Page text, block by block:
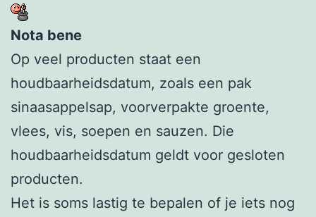
Nota bene
Op veel producten staat een
houdbaarheidsdatum, zoals een pak
sinaasappelsap, voorverpakte groente,
vlees, vis, soepen en sauzen. Die
houdbaarheidsdatum geldt voor gesloten
producten.
Het is soms lastig te bepalen of je iets nog